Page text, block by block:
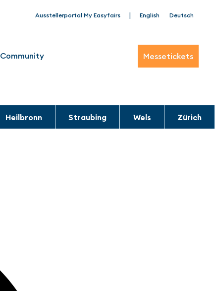
Ausstellerportal My Easyfairs | English Deutsch
Community Messetickets
Heilbronn Straubing Wels Zürich